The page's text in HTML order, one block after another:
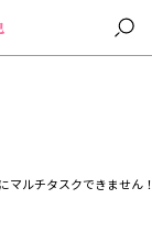
マルチタスクできません